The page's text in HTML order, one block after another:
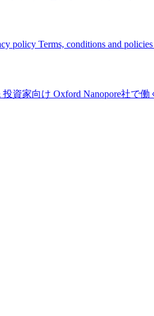
policy Terms, conditions and policies
投資家向け Oxford Nanopore社で働